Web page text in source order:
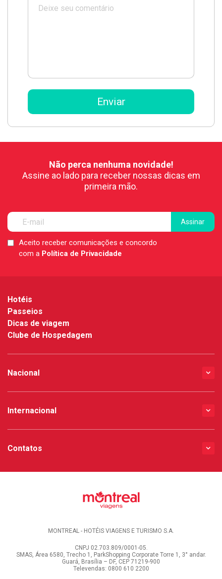
Não perca nenhuma novidade!
Assine ao lado para receber nossas dicas em
primeira mão.
LGPDAceito receber comunicações e concordo
com a Política de Privacidade
Hotéis
Passeios
Dicas de viagem
Clube de Hospedagem
Nacional
Internacional
Contatos
MONTREAL - HOTÉIS VIAGENS E TURISMO S.A.
CNPJ 02.703.809/0001-05.
SMAS, Área 6580, Trecho 1, ParkShopping Corporate Torre 1, 3° andar.
Guará, Brasília – DF, CEP 71219-900
Televendas: 0800 610 2200